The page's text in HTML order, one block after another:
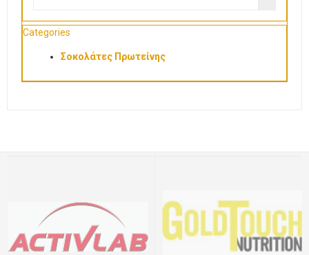
Categories
Σοκολάτες Πρωτείνης